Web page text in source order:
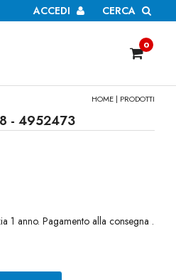
CERCA
ACCEDI
0
HOME | PRODOTTI
- 4952473
1 anno. Pagamento alla consegna .